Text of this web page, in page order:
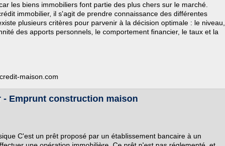
les biens immobiliers font partie des plus chers sur le marché.
immobilier, il s'agit de prendre connaissance des différentes
plusieurs critères pour parvenir à la décision optimale : le niveau,
des apports personnels, le comportement financier, le taux et la
maison.com
Emprunt construction maison
C'est un prêt proposé par un établissement bancaire à un